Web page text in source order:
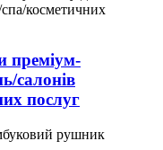
преміум-
салонів
послуг